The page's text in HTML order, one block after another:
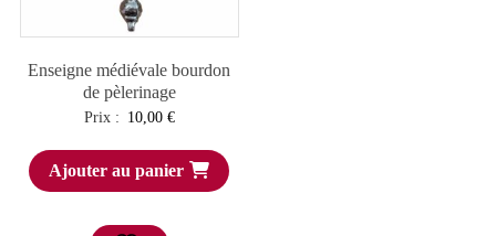
Enseigne médiévale bourdon
de pèlerinage
Prix : 10,00 €
Ajouter au panier